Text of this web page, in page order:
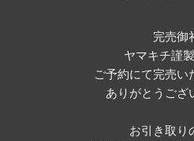
完売御
ヤマキチ謹
ご予約にて完売い
ありがとうござ
お引き取り